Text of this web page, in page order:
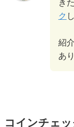
き
ク
紹
あ
コインチェ